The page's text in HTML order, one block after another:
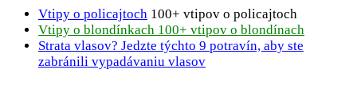
Vtipy o policajtoch 100+ vtipov o policajtoch
Vtipy o blondínkach 100+ vtipov o blondínach
Strata vlasov? Jedzte týchto 9 potravín, aby ste
zabránili vypadávaniu vlasov